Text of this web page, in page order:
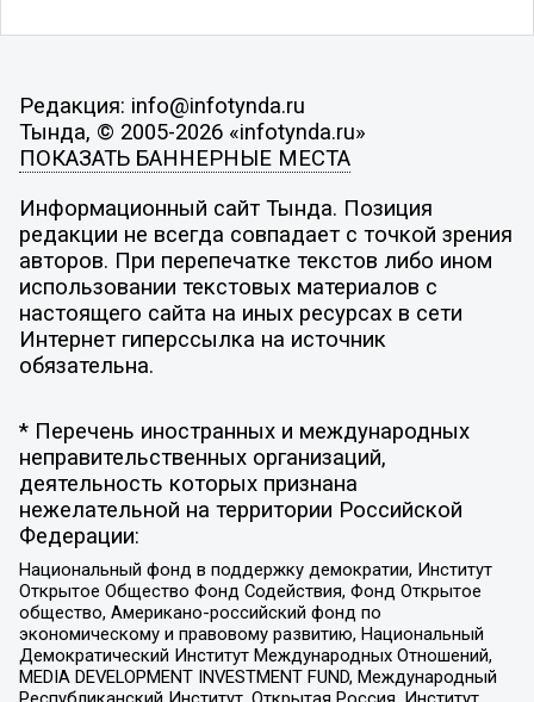
Редакция: info@infotynda.ru
Тында, © 2005-2026 «infotynda.ru»
ПОКАЗАТЬ БАННЕРНЫЕ МЕСТА
Информационный сайт Тында. Позиция
редакции не всегда совпадает с точкой зрения
авторов. При перепечатке текстов либо ином
использовании текстовых материалов с
настоящего сайта на иных ресурсах в сети
Интернет гиперссылка на источник
обязательна.
* Перечень иностранных и международных
неправительственных организаций,
деятельность которых признана
нежелательной на территории Российской
Федерации:
Национальный фонд в поддержку демократии, Институт
Открытое Общество Фонд Содействия, Фонд Открытое
общество, Американо-российский фонд по
экономическому и правовому развитию, Национальный
Демократический Институт Международных Отношений,
MEDIA DEVELOPMENT INVESTMENT FUND, Международный